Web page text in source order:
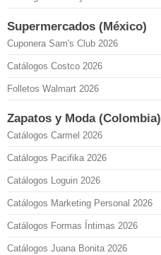
Supermercados (México)
Cuponera Sam's Club 2026
Catálogos Costco 2026
Folletos Walmart 2026
Zapatos y Moda (Colombia)
Catálogos Carmel 2026
Catálogos Pacifika 2026
Catálogos Loguin 2026
Catálogos Marketing Personal 2026
Catálogos Formas Íntimas 2026
Catálogos Juana Bonita 2026